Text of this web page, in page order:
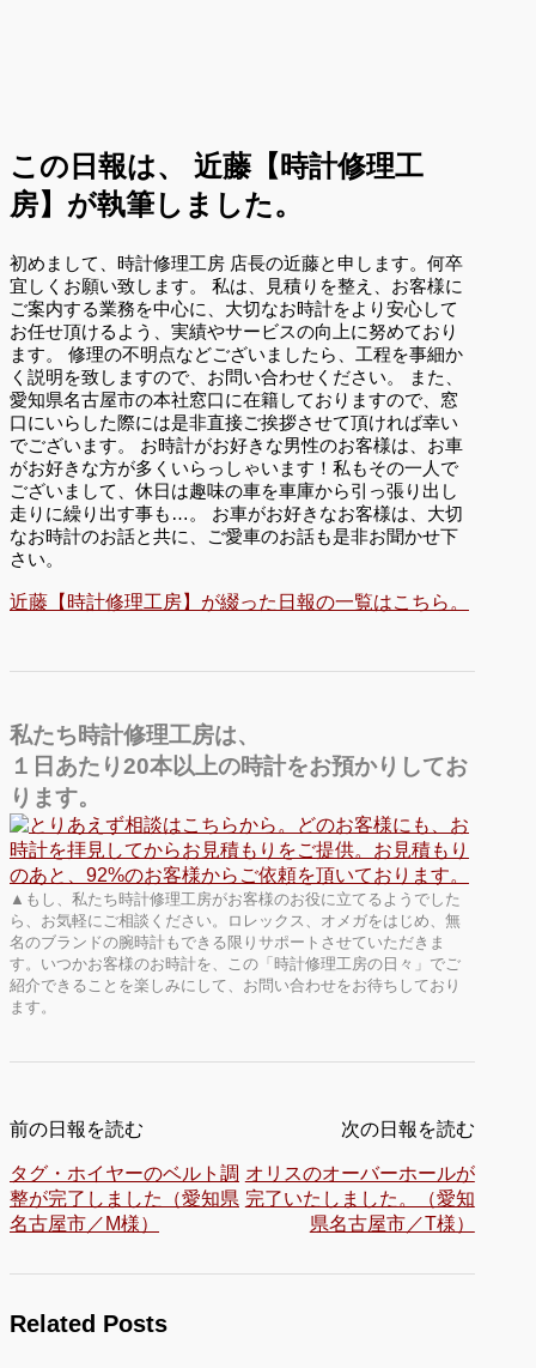
この日報は、
近藤【時計修理工
房】が執筆しました。
初めまして、時計修理工房 店長の近藤と申します。何卒
宜しくお願い致します。 私は、見積りを整え、お客様に
ご案内する業務を中心に、大切なお時計をより安心して
お任せ頂けるよう、実績やサービスの向上に努めており
ます。 修理の不明点などございましたら、工程を事細か
く説明を致しますので、お問い合わせください。 また、
愛知県名古屋市の本社窓口に在籍しておりますので、窓
口にいらした際には是非直接ご挨拶させて頂ければ幸い
でございます。 お時計がお好きな男性のお客様は、お車
がお好きな方が多くいらっしゃいます！私もその一人で
ございまして、休日は趣味の車を車庫から引っ張り出し
走りに繰り出す事も…。 お車がお好きなお客様は、大切
なお時計のお話と共に、ご愛車のお話も是非お聞かせ下
さい。
近藤【時計修理工房】が綴った日報の一覧はこちら。
私たち時計修理工房は、
１日あたり20本以上の時計をお預かりしてお
ります。
▲もし、私たち時計修理工房がお客様のお役に立てるようでした
ら、お気軽にご相談ください。ロレックス、オメガをはじめ、無
名のブランドの腕時計もできる限りサポートさせていただきま
す。いつかお客様のお時計を、この「時計修理工房の日々」でご
紹介できることを楽しみにして、お問い合わせをお待ちしており
ます。
前の日報を読む
タグ・ホイヤーのベルト調
整が完了しました（愛知県
名古屋市／M様）
次の日報を読む
オリスのオーバーホールが
完了いたしました。（愛知
県名古屋市／T様）
Related Posts